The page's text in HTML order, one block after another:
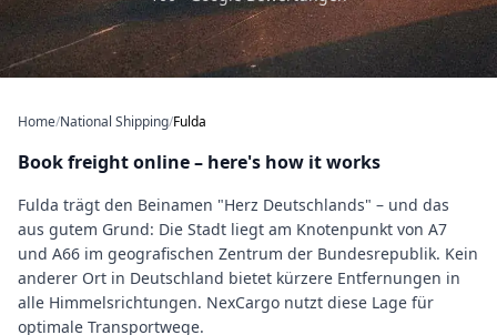
Home/National Shipping/Fulda
Book freight online – here's how it works
Fulda trägt den Beinamen "Herz Deutschlands" – und das
aus gutem Grund: Die Stadt liegt am Knotenpunkt von A7
und A66 im geografischen Zentrum der Bundesrepublik. Kein
anderer Ort in Deutschland bietet kürzere Entfernungen in
alle Himmelsrichtungen. NexCargo nutzt diese Lage für
optimale Transportwege.